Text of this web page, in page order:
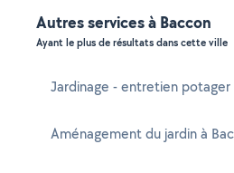
Autres services à Baccon
Ayant le plus de résultats dans cette ville
Jardinage - entretien potager
Aménagement du jardin à